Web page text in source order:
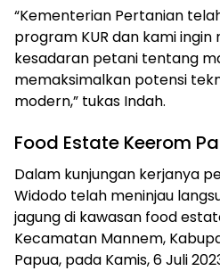
“Kementerian Pertanian
program KUR dan kami
kesadaran petani tentang
memaksimalkan potensi
modern,” tukas Indah.
Food Estate Keerom
Dalam kunjungan kerjanya
Widodo telah meninjau
jagung di kawasan food
Kecamatan Mannem,
Papua, pada Kamis, 6 Juli